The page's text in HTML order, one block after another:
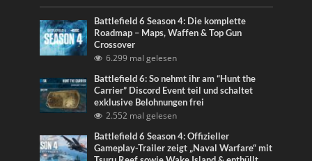
Battlefield 6 Season 4: Die komplette
Roadmap – Maps, Waffen & Top Gun
Crossover
6.299 mal gelesen
Battlefield 6: So nehmt ihr am “Hunt the
Carrier” Discord Event teil und schaltet
exklusive Belohnungen frei
2.552 mal gelesen
Battlefield 6 Season 4: Offizieller
Gameplay-Trailer zeigt „Naval Warfare“ mit